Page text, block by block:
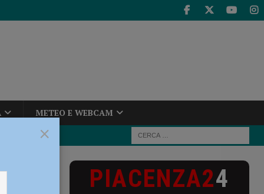
METEO E WEBCAM
PIACENZA24
×